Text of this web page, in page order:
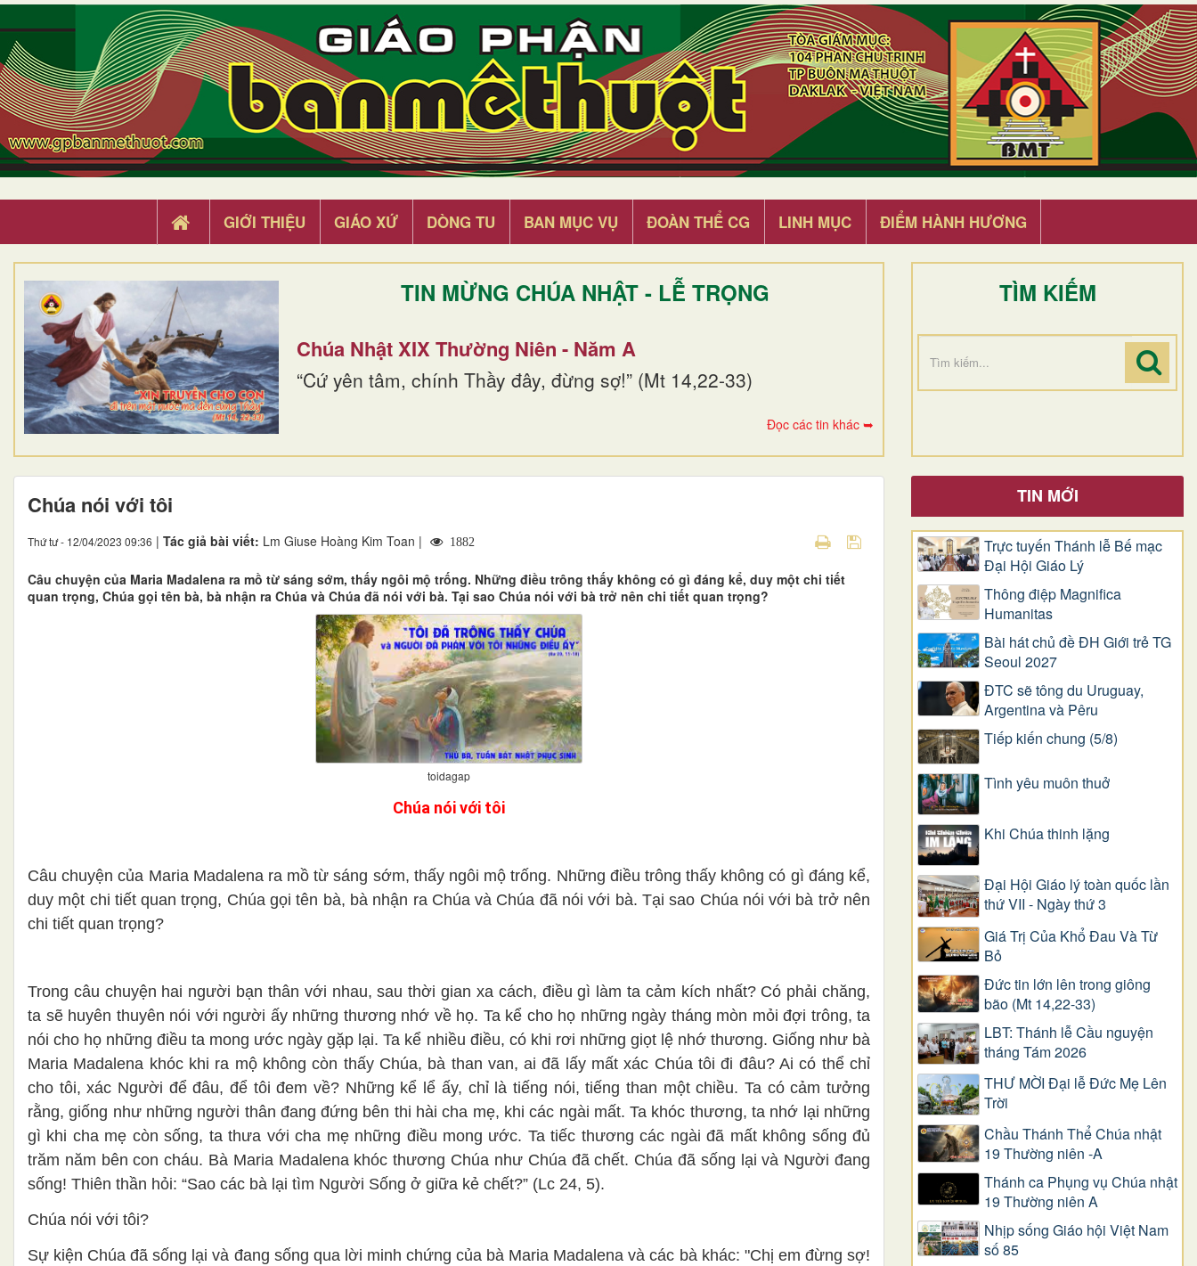
GIỚI THIỆU GIÁO XỨ DÒNG TU BAN MỤC VỤ ĐOÀN THỂ CG LINH MỤC ĐIỂM HÀNH HƯƠNG
TIN MỪNG CHÚA NHẬT - LỄ TRỌNG
Chúa Nhật XIX Thường Niên - Năm A
“Cứ yên tâm, chính Thầy đây, đừng sợ!” (Mt 14,22-33)
Đọc các tin khác ➥
TÌM KIẾM
Chúa nói với tôi
Thứ tư - 12/04/2023 09:36 | Tác giả bài viết: Lm Giuse Hoàng Kim Toan | 1882
Câu chuyện của Maria Madalena ra mồ từ sáng sớm, thấy ngôi mộ trống. Những điều trông thấy không có gì đáng kể, duy một chi tiết
quan trọng, Chúa gọi tên bà, bà nhận ra Chúa và Chúa đã nói với bà. Tại sao Chúa nói với bà trở nên chi tiết quan trọng?
toidagap
Chúa nói với tôi
Câu chuyện của Maria Madalena ra mồ từ sáng sớm, thấy ngôi mộ trống. Những điều trông thấy không có gì đáng kể,
duy một chi tiết quan trọng, Chúa gọi tên bà, bà nhận ra Chúa và Chúa đã nói với bà. Tại sao Chúa nói với bà trở nên
chi tiết quan trọng?
Trong câu chuyện hai người bạn thân với nhau, sau thời gian xa cách, điều gì làm ta cảm kích nhất? Có phải chăng,
ta sẽ huyên thuyên nói với người ấy những thương nhớ về họ. Ta kể cho họ những ngày tháng mòn mỏi đợi trông, ta
nói cho họ những điều ta mong ước ngày gặp lại. Ta kể nhiều điều, có khi rơi những giọt lệ nhớ thương. Giống như bà
Maria Madalena khóc khi ra mộ không còn thấy Chúa, bà than van, ai đã lấy mất xác Chúa tôi đi đâu? Ai có thể chỉ
cho tôi, xác Người để đâu, để tôi đem về? Những kể lể ấy, chỉ là tiếng nói, tiếng than một chiều. Ta có cảm tưởng
rằng, giống như những người thân đang đứng bên thi hài cha mẹ, khi các ngài mất. Ta khóc thương, ta nhớ lại những
gì khi cha mẹ còn sống, ta thưa với cha mẹ những điều mong ước. Ta tiếc thương các ngài đã mất không sống đủ
trăm năm bên con cháu. Bà Maria Madalena khóc thương Chúa như Chúa đã chết. Chúa đã sống lại và Người đang
sống! Thiên thần hỏi: “Sao các bà lại tìm Người Sống ở giữa kẻ chết?” (Lc 24, 5).
Chúa nói với tôi?
Sự kiện Chúa đã sống lại và đang sống qua lời minh chứng của bà Maria Madalena và các bà khác: "Chị em đừng sợ!
TIN MỚI
Trực tuyến Thánh lễ Bế mạc
Đại Hội Giáo Lý
Thông điệp Magnifica
Humanitas
Bài hát chủ đề ĐH Giới trẻ TG
Seoul 2027
ĐTC sẽ tông du Uruguay,
Argentina và Pêru
Tiếp kiến chung (5/8)
Tình yêu muôn thuở
Khi Chúa thinh lặng
Đại Hội Giáo lý toàn quốc lần
thứ VII - Ngày thứ 3
Giá Trị Của Khổ Ðau Và Từ
Bỏ
Đức tin lớn lên trong giông
bão (Mt 14,22-33)
LBT: Thánh lễ Cầu nguyện
tháng Tám 2026
THƯ MỜI Đại lễ Đức Mẹ Lên
Trời
Chầu Thánh Thể Chúa nhật
19 Thường niên -A
Thánh ca Phụng vụ Chúa nhật
19 Thường niên A
Nhịp sống Giáo hội Việt Nam
số 85